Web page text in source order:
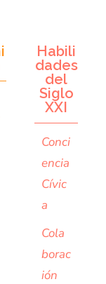
Habili
dades
del
Siglo
XXI
Conci
encia
Cívic
a
Cola
borac
ión